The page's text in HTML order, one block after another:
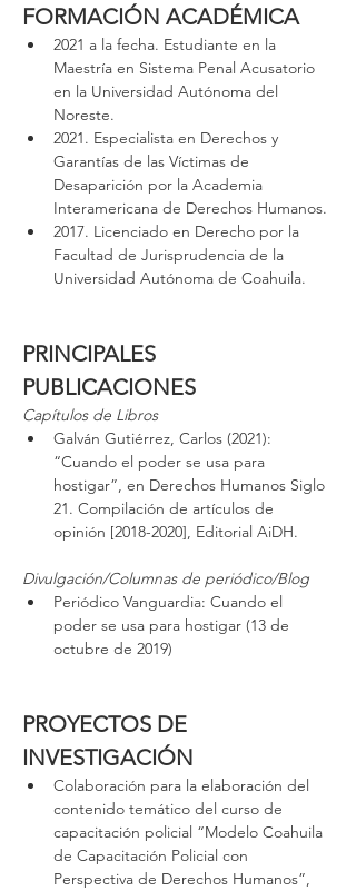
FORMACIÓN ACADÉMICA
2021 a la fecha. Estudiante en la
Maestría en Sistema Penal Acusatorio
en la Universidad Autónoma del
Noreste.
2021. Especialista en Derechos y
Garantías de las Víctimas de
Desaparición por la Academia
Interamericana de Derechos Humanos.
2017. Licenciado en Derecho por la
Facultad de Jurisprudencia de la
Universidad Autónoma de Coahuila.
PRINCIPALES
PUBLICACIONES
Capítulos de Libros
Galván Gutiérrez, Carlos (2021):
“Cuando el poder se usa para
hostigar”, en Derechos Humanos Siglo
21. Compilación de artículos de
opinión [2018-2020], Editorial AiDH.
Divulgación/Columnas de periódico/Blog
Periódico Vanguardia: Cuando el
poder se usa para hostigar (13 de
octubre de 2019)
PROYECTOS DE
INVESTIGACIÓN
Colaboración para la elaboración del
contenido temático del curso de
capacitación policial “Modelo Coahuila
de Capacitación Policial con
Perspectiva de Derechos Humanos”,